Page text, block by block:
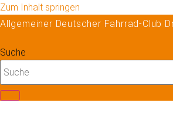
Zum Inhalt springen
Allgemeiner Deutscher Fahrrad-Club
Suche